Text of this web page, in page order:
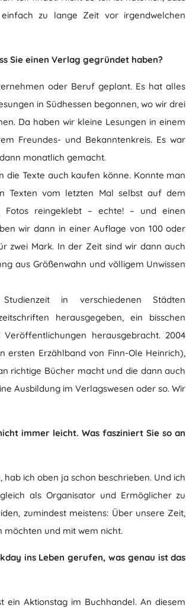
zu lange Zeit vor irgendwelchen
Sie einen Verlag gegründet haben?
oder Beruf geplant. Es hat alles
in Südhessen begonnen, wo wir drei
Da haben wir kleine Lesungen in einem
Freundes- und Bekanntenkreis. Es war
monatlich gemacht.
Texte auch kaufen könne. Konnte man
Texten vom letzten Mal selbst auf dem
Fotos reingeklebt – echte! – und einen
wir dann in einer Auflage von 100 oder
zwei Mark. In der Zeit sind wir dann auch
aus Größenwahn und völligem Unwissen
in verschiedenen Städten
herausgegeben, ein bisschen
herausgebracht. 2004
Erzählband von Finn-Ole Heinrich),
richtige Bücher macht und die dann auch
Ausbildung im Verlagswesen oder so. Wir
immer leicht. Was fasziniert Sie so an
ich oben ja schon beschrieben. Und ich
als Organisator und Ermöglicher zu
zumindest meistens: Über unsere Zeit,
möchten und mit wem nicht.
ins Leben gerufen, was genau ist das
ein Aktionstag im Buchhandel. An diesem